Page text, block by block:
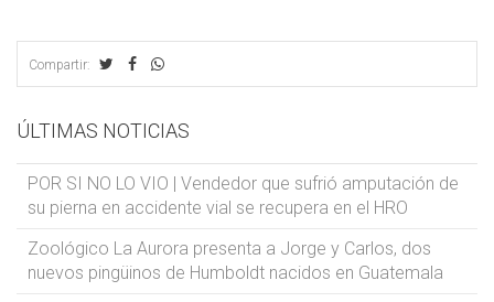
Compartir:
ÚLTIMAS NOTICIAS
POR SI NO LO VIO | Vendedor que sufrió amputación de
su pierna en accidente vial se recupera en el HRO
Zoológico La Aurora presenta a Jorge y Carlos, dos
nuevos pingüinos de Humboldt nacidos en Guatemala